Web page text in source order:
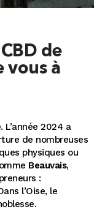
de
vous à
. L’année 2024 a
de nombreuses
physiques ou
Beauvais,
:
l’Oise, le